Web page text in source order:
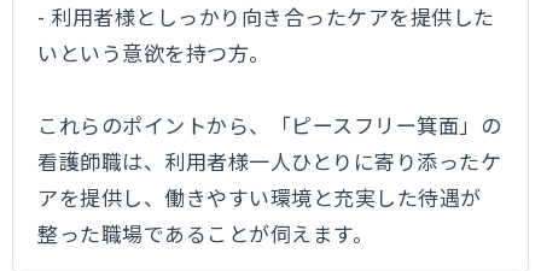
- 利用者様としっかり向き合ったケアを提供した
いという意欲を持つ方。
これらのポイントから、「ピースフリー箕面」の
看護師職は、利用者様一人ひとりに寄り添ったケ
アを提供し、働きやすい環境と充実した待遇が
整った職場であることが伺えます。